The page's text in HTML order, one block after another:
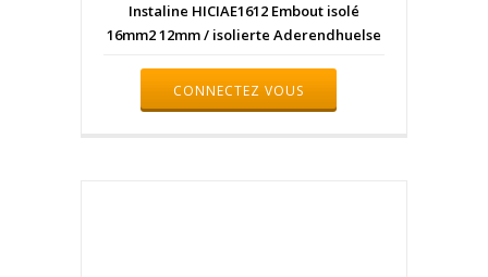
Instaline HICIAE1612 Embout isolé
16mm2 12mm / isolierte Aderendhuelse
CONNECTEZ VOUS